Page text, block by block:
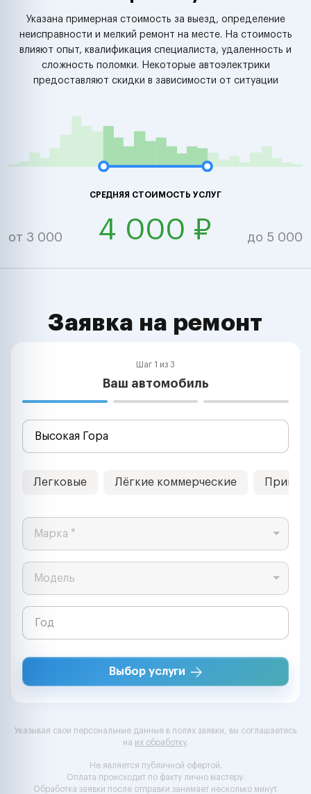
Указана примерная стоимость за выезд, определение
неисправности и мелкий ремонт на месте. На стоимость
влияют опыт, квалификация специалиста, удаленность и
сложность поломки. Некоторые автоэлектрики
предоставляют скидки в зависимости от ситуации
СРЕДНЯЯ СТОИМОСТЬ УСЛУГ
от 3 000 4 000 ₽ до 5 000
Заявка на ремонт
Шаг 1 из 3
Ваш автомобиль
Легковые Лёгкие коммерческие
Марка *
Модель
Выбор услуги
Указывая свои персональные данные в полях заявки, вы соглашаетесь
на их обработку.
Не является публичной офертой.
Оплата происходит по факту лично мастеру.
Обработка заявки после отправки занимает несколько минут.